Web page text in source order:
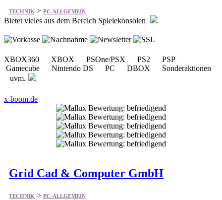
TECHNIK > PC-ALLGEMEIN
Bietet vieles aus dem Bereich Spielekonsolen
XBOX360 XBOX PSOne/PSX PS2 PSP
Gamecube Nintendo DS PC DBOX Sonderaktionen
uvm.
x-boom.de
Grid Cad & Computer GmbH
TECHNIK > PC-ALLGEMEIN